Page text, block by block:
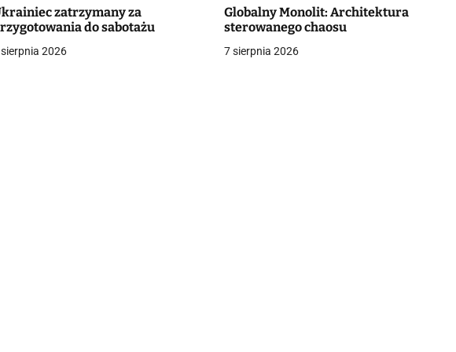
zatrzymany za
do sabotażu
2026
Globalny Monolit: Architektura
sterowanego chaosu
7 sierpnia 2026